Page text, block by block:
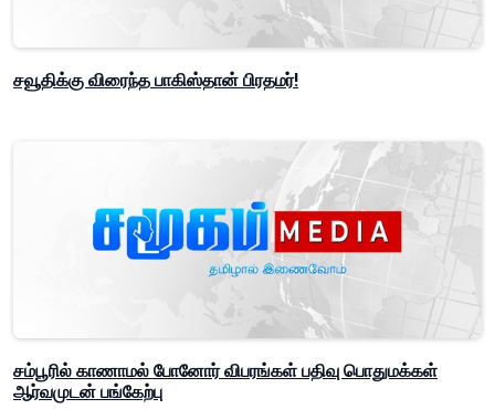
சவூதிக்கு விரைந்த பாகிஸ்தான் பிரதமர்!
சம்பூரில் காணாமல் போனோர் விபரங்கள் பதிவு பொதுமக்கள்
ஆர்வமுடன் பங்கேற்பு